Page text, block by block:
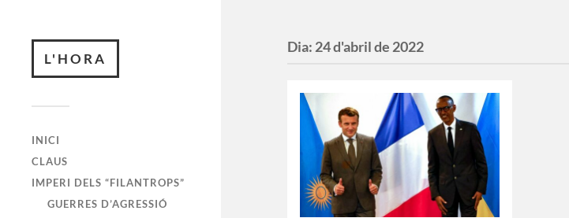
L'HORA
INICI
CLAUS
IMPERI DELS “FILANTROPS”
GUERRES D’AGRESSIÓ
Dia: 24 d'abril de 2022